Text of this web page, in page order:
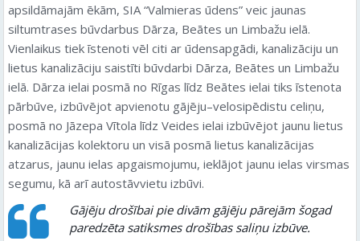
apsildāmajām ēkām, SIA “Valmieras ūdens” veic jaunas
siltumtrases būvdarbus Dārza, Beātes un Limbažu ielā.
Vienlaikus tiek īstenoti vēl citi ar ūdensapgādi, kanalizāciju un
lietus kanalizāciju saistīti būvdarbi Dārza, Beātes un Limbažu
ielā. Dārza ielai posmā no Rīgas līdz Beātes ielai tiks īstenota
pārbūve, izbūvējot apvienotu gājēju–velosipēdistu celiņu,
posmā no Jāzepa Vītola līdz Veides ielai izbūvējot jaunu lietus
kanalizācijas kolektoru un visā posmā lietus kanalizācijas
atzarus, jaunu ielas apgaismojumu, ieklājot jaunu ielas virsmas
segumu, kā arī autostāvvietu izbūvi.
Gājēju drošībai pie divām gājēju pārejām šogad
paredzēta satiksmes drošības saliņu izbūve.